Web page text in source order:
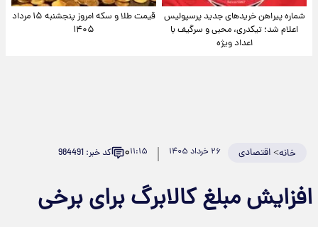
شماره پیراهن خریدهای جدید پرسپولیس
اعلام شد؛ تیکدری، محبی و سرگیف با
اعداد ویژه
قیمت طلا و سکه امروز پنجشنبه ۱۵ مرداد
۱۴۰۵
خانه>اقتصادی ۲۶ خرداد ۱۴۰۵ ۱۱:۱۵۰ کد خبر: 984491
افزایش مبلغ کالابرگ برای برخی